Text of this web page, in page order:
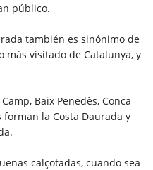
público.
también es sinónimo de
más visitado de Catalunya, y
Baix Penedès, Conca
la Costa Daurada y
calçotadas, cuando sea